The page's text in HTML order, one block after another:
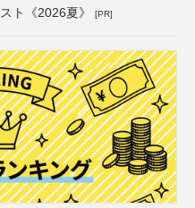
ト《2026夏》 [PR]